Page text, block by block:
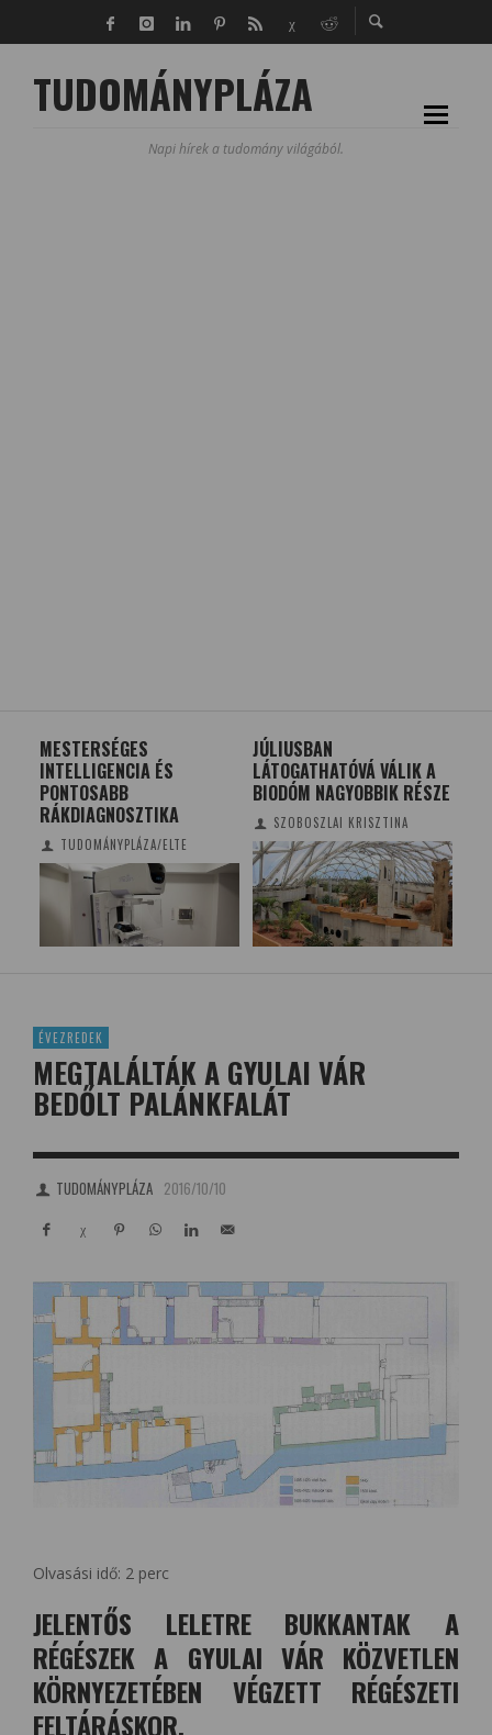
TUDOMÁNYPLÁZA
Napi hírek a tudomány világából.
MESTERSÉGES
INTELLIGENCIA ÉS
PONTOSABB
RÁKDIAGNOSZTIKA
TUDOMÁNYPLÁZA/ELTE
JÚLIUSBAN
LÁTOGATHATÓVÁ VÁLIK A
BIODÓM NAGYOBBIK RÉSZE
SZOBOSZLAI KRISZTINA
ÉVEZREDEK
MEGTALÁLTÁK A GYULAI VÁR
BEDŐLT PALÁNKFALÁT
TUDOMÁNYPLÁZA 2016/10/10
Olvasási idő: 2 perc
JELENTŐS LELETRE BUKKANTAK A
RÉGÉSZEK A GYULAI VÁR KÖZVETLEN
KÖRNYEZETÉBEN VÉGZETT RÉGÉSZETI
FELTÁRÁSKOR,